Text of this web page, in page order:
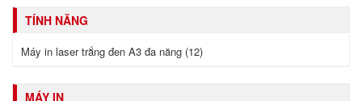
TÍNH NĂNG
Máy in laser trắng đen A3 đa năng (12)
MÁY IN